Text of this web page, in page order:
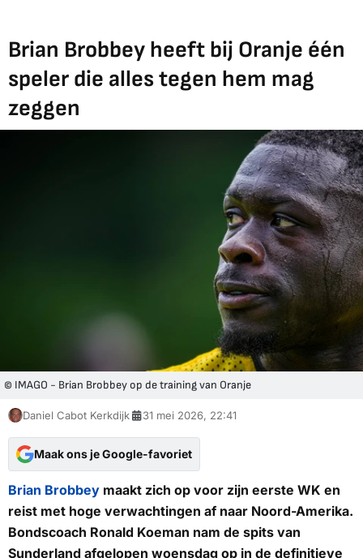
Brian Brobbey heeft bij Oranje één
speler die alles tegen hem mag
zeggen
© IMAGO - Brian Brobbey op de training van Oranje
Daniel Cabot Kerkdijk 31 mei 2026, 22:41
Maak ons je Google-favoriet
Brian Brobbey maakt zich op voor zijn eerste WK en
reist met hoge verwachtingen af naar Noord-Amerika.
Bondscoach Ronald Koeman nam de spits van
Sunderland afgelopen woensdag op in de definitieve